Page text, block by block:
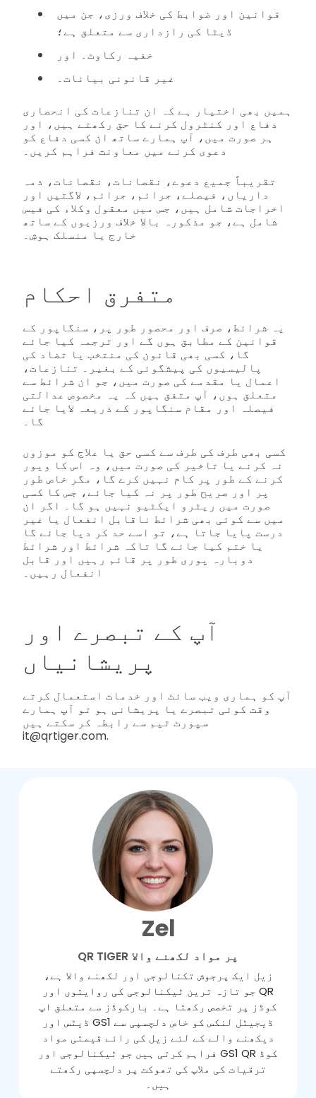
قوانین اور ضوابط کی خلاف ورزی، جن میں
ڈیٹا کی رازداری سے متعلق ہے؛
خفیہ رکاوٹ۔ اور
غیر قانونی بیانات۔
ہمیں بھی اختیار ہے کہ ان تنازعات کی انحصاری
دفاع اور کنٹرول کرنے کا حق رکھتے ہیں، اور
ہر صورت میں، آپ ہمارے ساتھ ان کسی دفاع کو
دعوی کرنے میں معاونت فراہم کریں۔
تقریباً جمیع دعوے، نقصانات، نقصانات، ذمہ
داریاں، فیصلے، جرائم، جرائم، لاگتیں اور
اخراجات شامل ہیں، جس میں معقول وکلاء کی فیس
شامل ہے، جو مذکورہ بالا خلاف ورزیوں کے ساتھ
خارج یا منسلک ہوۺ۔
متفرق احکام
یہ شرائط، صرف اور محصور طور پر، سنگاپور کے
قوانین کے مطابق ہوں گے اور ترجمہ کیا جائے
گا، کسی بھی قانون کی منتخب یا تضاد کی
پالیسیوں کی پیشگوئی کے بغیر۔ تنازعات،
اعمال یا مقدمے کی صورت میں، جو ان شرائط سے
متعلق ہوں، آپ متفق ہیں کہ یہ مخصوص عدالتی
فیصلہ اور مقام سنگاپور کے ذریعہ لایا جائے
گا۔
کسی بھی طرف کی طرف سے کسی حق یا علاج کو موزوں
نہ کرنے یا تاخیر کی صورت میں، وہ اس کا ویور
کرنے کے طور پر کام نہیں کرے گا، مگر خاص طور
پر اور صریح طور پر نہ کیا جائے، جس کا کسی
صورت میں ریٹرو ایکٹیو نہیں ہو گا۔ اگر ان
میں سے کوئی بھی شرائط ناقابل انفعال یا غیر
درست پایا جاتا ہے، تو اسے حد کر دیا جائے گا
یا ختم کیا جائے گا تاکہ شرائط اور شرائط
دوبارہ پوری طور پر قائم رہیں اور قابل
انفعال رہیں۔
آپ کے تبصرے اور
پریشانیاں
آپ کو ہماری ویب سائٹ اور خدمات استعمال کرتے
وقت کوئی تبصرے یا پریشانی ہو تو آپ ہمارے
سپورٹ ٹیم سے رابطہ کر سکتے ہیں
it@qrtiger.com.
Zel
QR TIGER پر مواد لکھنے والا
زیل ایک پرجوش تکنالوجی اور لکھنے والا ہے،
جو تازہ ترین ٹیکنالوجی کی روایتوں اور QR
کوڈز پر تخصص رکھتا ہے۔ بارکوڈز سے متعلق اپ
ڈیٹس اور GS1 ڈیجیٹل لنکس کو خاص دلچسپی سے
دیکھنے والے کے لئے زیل کی رائے قیمتی مواد
فراہم کرتی ہیں جو ٹیکنالوجی اور GS1 QR کوڈ
ترقیات کی ملاپ کی تھوکت پر دلچسپی رکھتے
ہیں۔